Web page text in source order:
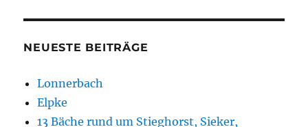
NEUESTE BEITRÄGE
Lonnerbach
Elpke
13 Bäche rund um Stieghorst, Sieker,